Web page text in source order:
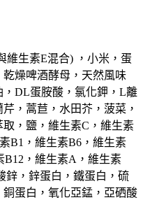
維生素E混合) ，小米，蛋
燥啤酒酵母，天然風味
DL蛋胺酸，氯化鉀，L離
，蒿苣，水田芥，菠菜，
，鹽，維生素C，維生素
B1，維生素B6，維生素
B12，維生素A，維生素
鋅，鋅蛋白，鐵蛋白，硫
蛋白，氧化亞錳，亞硒酸